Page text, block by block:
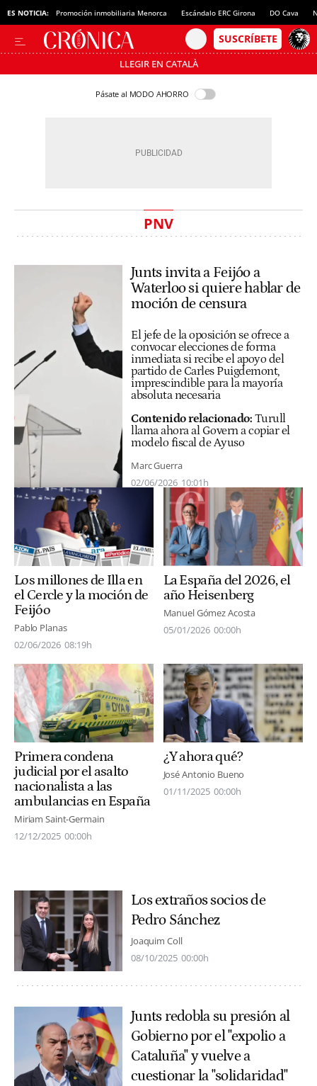
ES NOTICIA: Promoción inmobiliaria Menorca Escándalo ERC Girona DO Cava
LLEGIR EN CATALÀ
Pásate al MODO AHORRO
PNV
Junts invita a Feijóo a
Waterloo si quiere hablar de
moción de censura
El jefe de la oposición se ofrece a
convocar elecciones de forma
inmediata si recibe el apoyo del
partido de Carles Puigdemont,
imprescindible para la mayoría
absoluta necesaria
Contenido relacionado: Turull
llama ahora al Govern a copiar el
modelo fiscal de Ayuso
Marc Guerra
02/06/2026 10:01h
Los millones de Illa en
el Cercle y la moción de
Feijóo
Pablo Planas
02/06/2026 08:19h
La España del 2026, el
año Heisenberg
Manuel Gómez Acosta
05/01/2026 00:00h
Primera condena
judicial por el asalto
nacionalista a las
ambulancias en España
Miriam Saint-Germain
12/12/2025 00:00h
¿Y ahora qué?
José Antonio Bueno
01/11/2025 00:00h
Los extraños socios de
Pedro Sánchez
Joaquim Coll
08/10/2025 00:00h
Junts redobla su presión al
Gobierno por el "expolio a
Cataluña" y vuelve a
cuestionar la "solidaridad"